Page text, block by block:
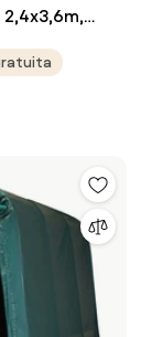
2,4x3,6m,